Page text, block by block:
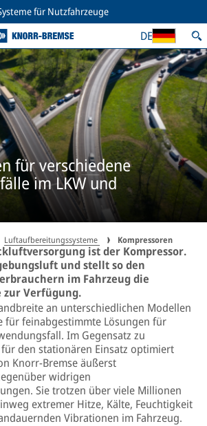
für Nutzfahrzeuge
DE
für verschiedene
im LKW und
Luftaufbereitungssysteme Kompressoren
ist der Kompressor.
und stellt so den
im Fahrzeug die
zur Verfügung.
an unterschiedlichen Modellen
für feinabgestimmte Lösungen für
Im Gegensatz zu
den stationären Einsatz optimiert
Knorr-Bremse äußerst
widrigen
Sie trotzen über viele Millionen
extremer Hitze, Kälte, Feuchtigkeit
Vibrationen im Fahrzeug.